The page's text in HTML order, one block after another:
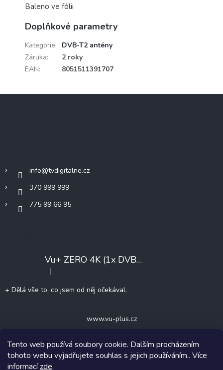
Tento web používá soubory cookie. Dalším procházením
tohoto webu vyjadřujete souhlas s jejich používáním.. Více
informacízde.
Baleno ve fólii
Doplňkové parametry
Kategorie:
DVB-T2 antény
Záruka:
2 roky
EAN: 8051511391707
info@tvdigitalne.cz
370 999 999
775 99 66 95
Vu+ ZERO 4K (1x DVB-T2/C)
Hodnocení produktu je 5 z 5 hvězdiček.
|
+ Dělá vše to, co jsem od něj očekával.
www.vu-plus.cz